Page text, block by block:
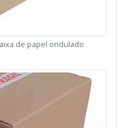
de papel ondulado